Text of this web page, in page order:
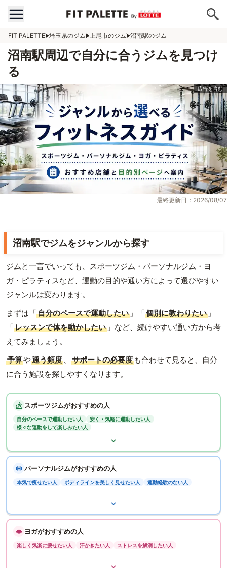
FIT PALETTE 埼玉県のジム 上尾市のジム 沼南駅のジム
沼南駅周辺で自分に合うジムを見つけ
る
最終更新日：2026/08/07
沼南駅でジムをジャンルから探す
ジムと一言でいっても、スポーツジム・パーソナルジム・ヨ
ガ・ピラティスなど、運動の目的や通い方によって選びやすい
ジャンルは変わります。
まずは「自分のペースで運動したい 」「個別に教わりたい 」
「レッスンで体を動かしたい 」など、続けやすい通い方から考
えてみましょう。
予算や通う頻度 、 サポートの必要度 も合わせて見ると、自分
に合う施設を探しやすくなります。
スポーツジムがおすすめの人
自分のペースで運動したい人
安く・気軽に運動したい人
様々な運動をして楽しみたい人
パーソナルジムがおすすめの人
本気で痩せたい人 ボディラインを美しく見せたい人 運動経験のない人
ヨガがおすすめの人
楽しく気楽に痩せたい人 汗かきたい人 ストレスを解消したい人